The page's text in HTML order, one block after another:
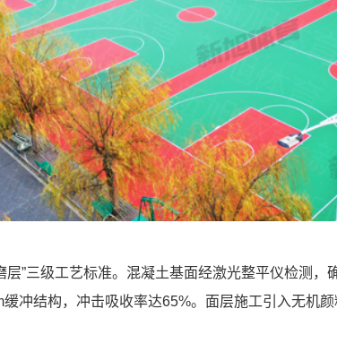
层”三级工艺标准。混凝土基面经激光整平仪检测
冲结构，冲击吸收率达65%‌。面层施工引入无机